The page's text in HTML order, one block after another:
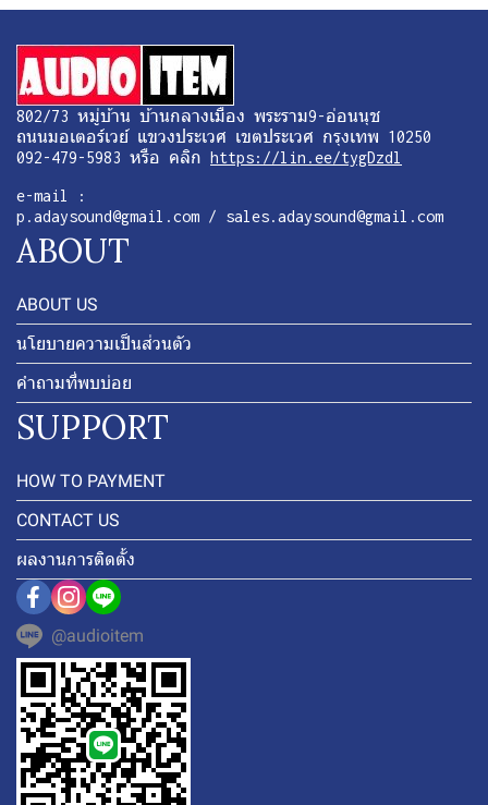
802/73 หมู่บ้าน บ้านกลางเมือง พระราม9-อ่อนนุช
ถนนมอเตอร์เวย์ แขวงประเวศ เขตประเวศ กรุงเทพ 10250
092-479-5983 หรือ คลิก https://lin.ee/tygDzdl
e-mail :
p.adaysound@gmail.com / sales.adaysound@gmail.com
ABOUT
ABOUT US
นโยบายความเป็นส่วนตัว
คำถามที่พบบ่อย
SUPPORT
HOW TO PAYMENT
CONTACT US
ผลงานการติดตั้ง
@audioitem